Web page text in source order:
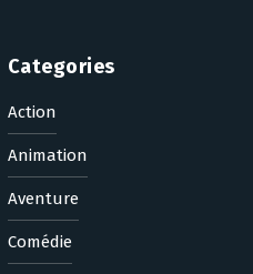
Categories
Action
Animation
Aventure
Comédie